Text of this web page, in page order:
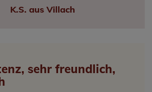
K.S. aus Villach
sehr freundlich,